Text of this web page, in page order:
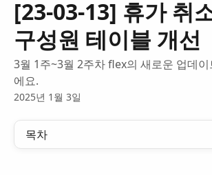
[23-03-13] 휴가 취
구성원 테이블 개선
3월 1주~3월 2주차 flex의 새로운 업데
에요.
2025년 1월 3일
목차